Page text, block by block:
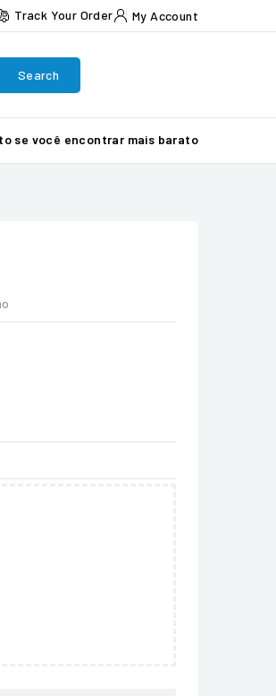
Track Your Order My Account
Search
se você encontrar mais barato